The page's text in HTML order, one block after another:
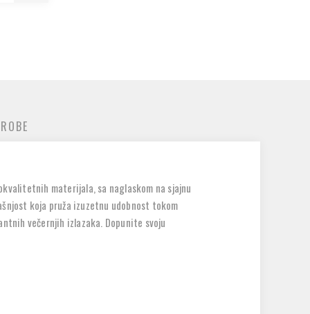
materijala, sa naglaskom na sjajnu
koja pruža izuzetnu udobnost tokom
večernjih izlazaka. Dopunite svoju